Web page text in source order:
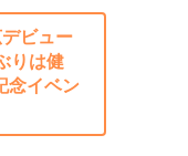
ビュー
りは健
念イベン